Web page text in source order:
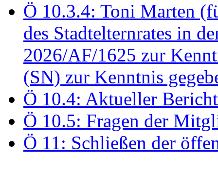
Ö 10.3.4: Toni Marten
des Stadtelternrates in
2026/AF/1625 zur
(SN) zur Kenntnis
Ö 10.4: Aktueller
Ö 10.5: Fragen der
Ö 11: Schließen der